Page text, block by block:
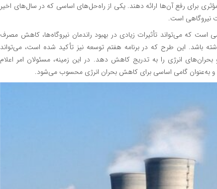
برای رفع آن‌ها ارائه دهند. یکی از راه‌حل‌های اساسی که در سال‌های اخیر
نیروگاهی است.
که می‌تواند تأثیرات زیادی در بهبود راندمان نیروگاه‌ها، کاهش مصرف
باشد. این طرح که در برنامه هفتم توسعه نیز تأکید شده است، می‌تواند
انرژی را به تدریج کاهش دهد. در این زمینه، مسئولان امر اعلام
و به‌عنوان گامی اساسی برای کاهش بحران انرژی محسوب می‌شود.